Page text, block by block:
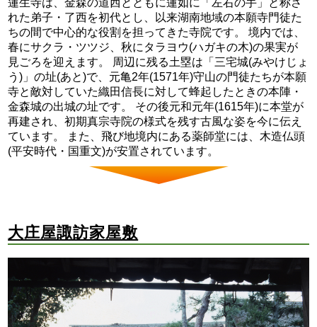
蓮生寺は、金森の道西とともに蓮如に「左右の手」と称さ
れた弟子・了西を初代とし、以来湖南地域の本願寺門徒た
ちの間で中心的な役割を担ってきた寺院です。 境内では、
春にサクラ・ツツジ、秋にタラヨウ(ハガキの木)の果実が
見ごろを迎えます。 周辺に残る土塁は「三宅城(みやけじょ
う)」の址(あと)で、元亀2年(1571年)守山の門徒たちが本願
寺と敵対していた織田信長に対して蜂起したときの本陣・
金森城の出城の址です。 その後元和元年(1615年)に本堂が
再建され、初期真宗寺院の様式を残す古風な姿を今に伝え
ています。 また、飛び地境内にある薬師堂には、木造仏頭
(平安時代・国重文)が安置されています。
大庄屋諏訪家屋敷